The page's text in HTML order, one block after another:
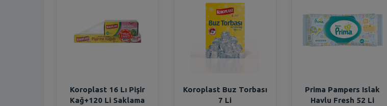
Koroplast 16 Lı Pişir
Kağ+120 Li Saklama
Koroplast Buz Torbası
7 Li
Prima Pampers Islak
Havlu Fresh 52 Li